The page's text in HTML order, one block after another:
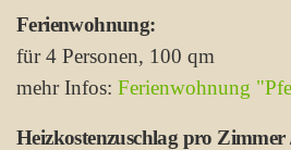
Ferienwohnung:
für 4 Personen, 100 qm
mehr Infos: Ferienwohnung
Heizkostenzuschlag pro Zimmer